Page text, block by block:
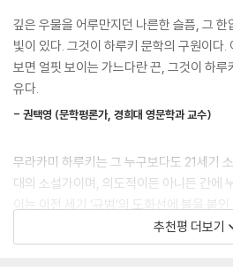
었다. 두 사람은 내 양쪽 어깨에 코끝을 대고
게 갠 일요일 아침이었다.
--- p.19
잊어버려, 그때문에 여기까지 왔잖아,라고.
은 아무것도 끝나지 않았기 때문이다.
--- pp.32-33
이것은 ‘나’의 이야기인 동시에 ‘쥐’라고 불
다. 그해 가을 ‘우리’는 700킬로미터나 떨
깊은 우물을 어루만지던 나른한 슬픔, 그
빛이 있다. 그것이 하루키 문학의 구원이다.
보면 얼핏 보이는 가느다란 끈, 그것이 하
유다.
- 권택영 (문학평론가, 경희대 영문학과 교수)
무라카미 하루키는 그 누구보다도 21세기
대의 소설가이며, 의도적이든 아니든 간에
이는 이전 세기 ‘규범’의 도화선에 불을 붙
핀볼』은 독자들에게 신비한 창작 과정의
를 제공한다.
추천평 더보기